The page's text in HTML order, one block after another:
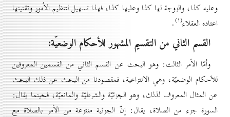
وعليه كذا، والزوجة لها كذا وعليها كذا، فهذا تسهيل لتنظيم الاُمور وتقنينها
اعتاده العقلاء(۱) .
القسم الثاني من التقسيم المشهور للأحكام الوضعيّة:
وأمّا الأمر الثالث: وهو البحث عن القسم الثاني من القسمين المعروفين
للأحكام الوضعيّة، وهي الانتزاعية، فمقصودنا من البحث عن ذلك البحث
عن المثال المعروف لذلك، وهو الجزئيّة والشرطيّة والمانعيّة، فحينما يقال:
السورة جزء من الصلاة، يقال: إنّ الجزئية منتزعة من الأمر بالصلاة مع